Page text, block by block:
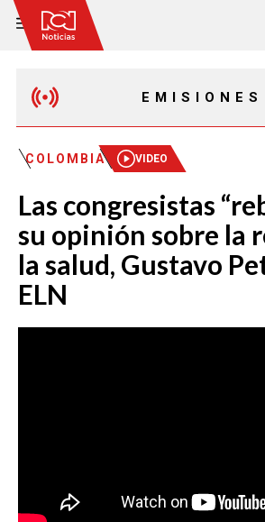
EMISIONES
EMISIÓN 12:30 PM
EMISIÓN 7:00 PM
COLOMBIA VIDEO
Las congresistas
su opinión sobre la
la salud, Gustavo
ELN